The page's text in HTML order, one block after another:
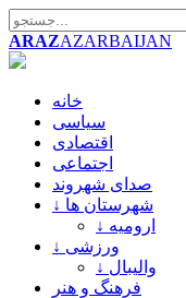
ARAZAZARBAIJAN
خانه
سیاسی
اقتصادی
اجتماعی
صدای شهروند
↓ شهرستان ها
↓ ارومیه
↓ ورزشی
↓ والیبال
فرهنگ و هنر